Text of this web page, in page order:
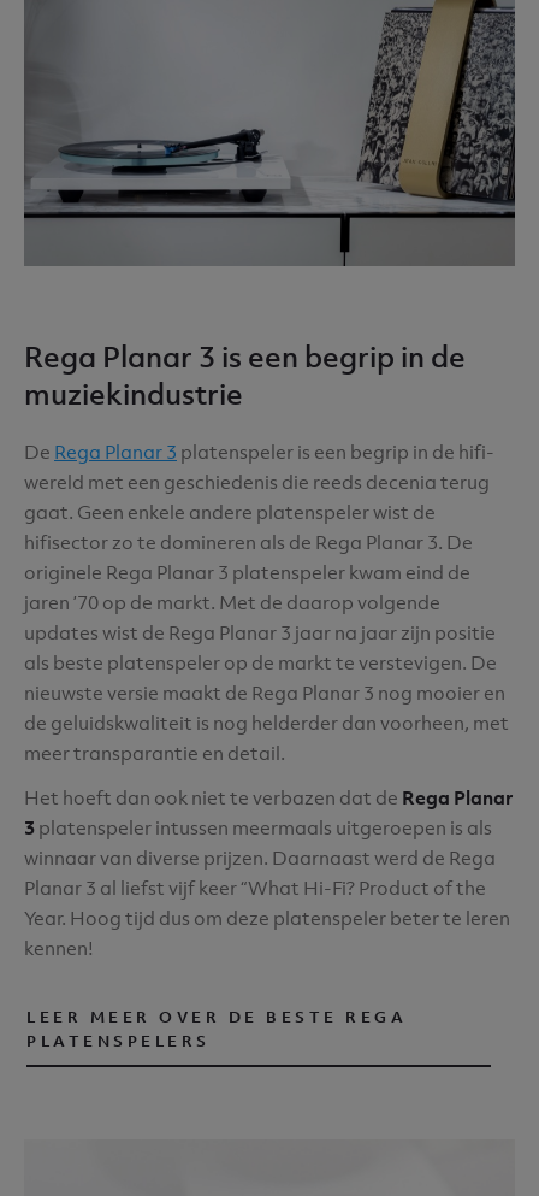
Rega Planar 3 is een begrip in de
muziekindustrie
De Rega Planar 3 platenspeler is een begrip in de hifi-
wereld met een geschiedenis die reeds decenia terug
gaat. Geen enkele andere platenspeler wist de
hifisector zo te domineren als de Rega Planar 3. De
originele Rega Planar 3 platenspeler kwam eind de
jaren ’70 op de markt. Met de daarop volgende
updates wist de Rega Planar 3 jaar na jaar zijn positie
als beste platenspeler op de markt te verstevigen. De
nieuwste versie maakt de Rega Planar 3 nog mooier en
de geluidskwaliteit is nog helderder dan voorheen, met
meer transparantie en detail.
Het hoeft dan ook niet te verbazen dat de Rega Planar
3 platenspeler intussen meermaals uitgeroepen is als
winnaar van diverse prijzen. Daarnaast werd de Rega
Planar 3 al liefst vijf keer “What Hi-Fi? Product of the
Year. Hoog tijd dus om deze platenspeler beter te leren
kennen!
LEER MEER OVER DE BESTE REGA
PLATENSPELERS